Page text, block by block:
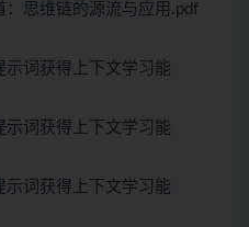
思维链的源流与应用.pdf
词获得上下文学习能
词获得上下文学习能
词获得上下文学习能